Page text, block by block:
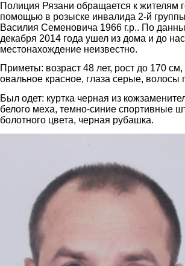
Полиция Рязани обращается к жителям
помощью в розыске инвалида 2-й
Василия Семеновича 1966 г.р.. По
декабря 2014 года ушел из дома и до
местонахождение неизвестно.
Приметы: возраст 48 лет, рост до 170
овальное красное, глаза серые,
Был одет: куртка черная из
белого меха, темно-синие спортивные
болотного цвета, черная рубашка.